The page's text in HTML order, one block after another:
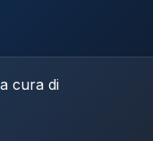
cura di